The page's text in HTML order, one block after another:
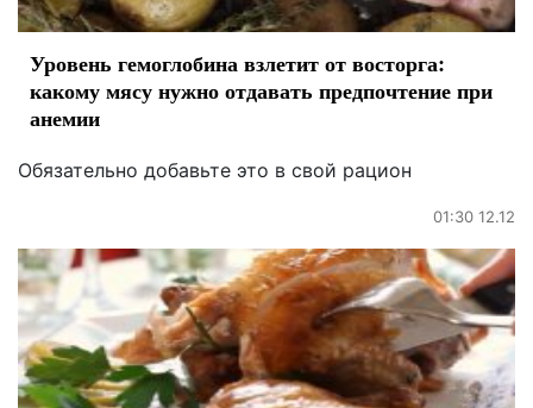
Уровень гемоглобина взлетит от восторга:
какому мясу нужно отдавать предпочтение при
анемии
Обязательно добавьте это в свой рацион
01:30 12.12